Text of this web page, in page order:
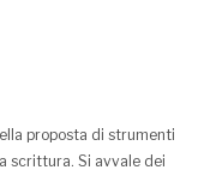
proposta di strumenti
scrittura. Si avvale dei